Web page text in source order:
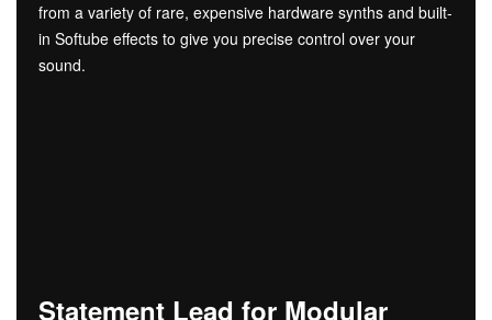
from a variety of rare, expensive hardware synths and built-
in Softube effects to give you precise control over your
sound.
Statement Lead for Modular